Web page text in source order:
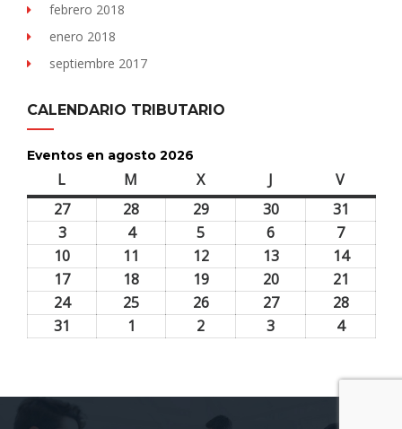
febrero 2018
enero 2018
septiembre 2017
CALENDARIO TRIBUTARIO
Eventos en agosto 2026
L M Xmiércoles J Vviernes
2727
28 2929
2026
3030
2026
31
2026
33
agosto,
2026
44
agosto,
2026
5
agosto,
2026
6
agosto,
2026
77
agosto,
2026
10
agosto,
2026
11 1212
agosto,
2026
1313
agosto,
2026
1414
2026
1717
agosto,
18 1919
agosto,
2020
agosto,
21
agosto,
2424
25 2626
2727
2828
31 1 2 3 44